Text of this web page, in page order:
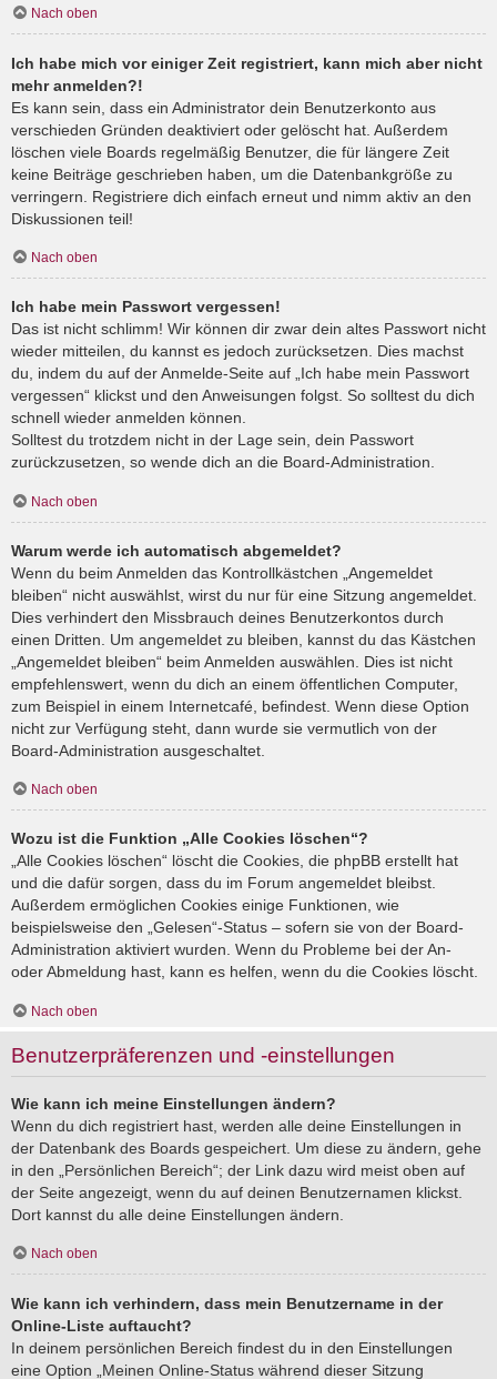
Nach oben
Ich habe mich vor einiger Zeit registriert, kann mich aber nicht
mehr anmelden?!
Es kann sein, dass ein Administrator dein Benutzerkonto aus
verschieden Gründen deaktiviert oder gelöscht hat. Außerdem
löschen viele Boards regelmäßig Benutzer, die für längere Zeit
keine Beiträge geschrieben haben, um die Datenbankgröße zu
verringern. Registriere dich einfach erneut und nimm aktiv an den
Diskussionen teil!
Nach oben
Ich habe mein Passwort vergessen!
Das ist nicht schlimm! Wir können dir zwar dein altes Passwort nicht
wieder mitteilen, du kannst es jedoch zurücksetzen. Dies machst
du, indem du auf der Anmelde-Seite auf „Ich habe mein Passwort
vergessen“ klickst und den Anweisungen folgst. So solltest du dich
schnell wieder anmelden können.
Solltest du trotzdem nicht in der Lage sein, dein Passwort
zurückzusetzen, so wende dich an die Board-Administration.
Nach oben
Warum werde ich automatisch abgemeldet?
Wenn du beim Anmelden das Kontrollkästchen „Angemeldet
bleiben“ nicht auswählst, wirst du nur für eine Sitzung angemeldet.
Dies verhindert den Missbrauch deines Benutzerkontos durch
einen Dritten. Um angemeldet zu bleiben, kannst du das Kästchen
„Angemeldet bleiben“ beim Anmelden auswählen. Dies ist nicht
empfehlenswert, wenn du dich an einem öffentlichen Computer,
zum Beispiel in einem Internetcafé, befindest. Wenn diese Option
nicht zur Verfügung steht, dann wurde sie vermutlich von der
Board-Administration ausgeschaltet.
Nach oben
Wozu ist die Funktion „Alle Cookies löschen“?
„Alle Cookies löschen“ löscht die Cookies, die phpBB erstellt hat
und die dafür sorgen, dass du im Forum angemeldet bleibst.
Außerdem ermöglichen Cookies einige Funktionen, wie
beispielsweise den „Gelesen“-Status – sofern sie von der Board-
Administration aktiviert wurden. Wenn du Probleme bei der An-
oder Abmeldung hast, kann es helfen, wenn du die Cookies löscht.
Nach oben
Benutzerpräferenzen und -einstellungen
Wie kann ich meine Einstellungen ändern?
Wenn du dich registriert hast, werden alle deine Einstellungen in
der Datenbank des Boards gespeichert. Um diese zu ändern, gehe
in den „Persönlichen Bereich“; der Link dazu wird meist oben auf
der Seite angezeigt, wenn du auf deinen Benutzernamen klickst.
Dort kannst du alle deine Einstellungen ändern.
Nach oben
Wie kann ich verhindern, dass mein Benutzername in der
Online-Liste auftaucht?
In deinem persönlichen Bereich findest du in den Einstellungen
eine Option „Meinen Online-Status während dieser Sitzung